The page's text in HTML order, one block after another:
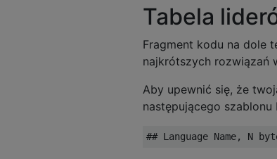
Tabela
Fragment kodu na dole
najkrótszych rozwiązań
Aby upewnić się, że
następującego szablonu